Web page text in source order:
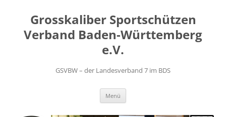
springenGrosskaliber Sportschützen
Verband Baden-Württemberg
e.V.
GSVBW – der Landesverband 7 im BDS
Menü